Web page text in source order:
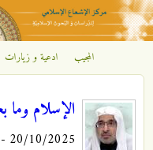
تجاوز إلى
مركز
الإشعاع
المجيب ادعية و زيارات
الإسلام وما
20/10/2025 - 13:36